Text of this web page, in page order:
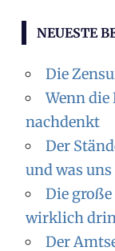
NEUESTE
Die
Wenn
nachdenkt
Der
und was
Die
wirklich
Der